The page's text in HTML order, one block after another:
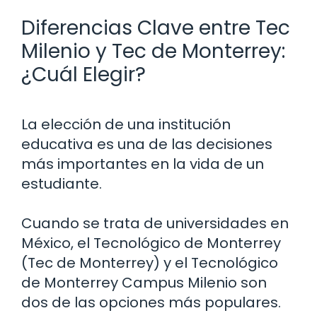
Diferencias Clave entre Tec
Milenio y Tec de Monterrey:
¿Cuál Elegir?
La elección de una institución
educativa es una de las decisiones
más importantes en la vida de un
estudiante.
Cuando se trata de universidades en
México, el Tecnológico de Monterrey
(Tec de Monterrey) y el Tecnológico
de Monterrey Campus Milenio son
dos de las opciones más populares.